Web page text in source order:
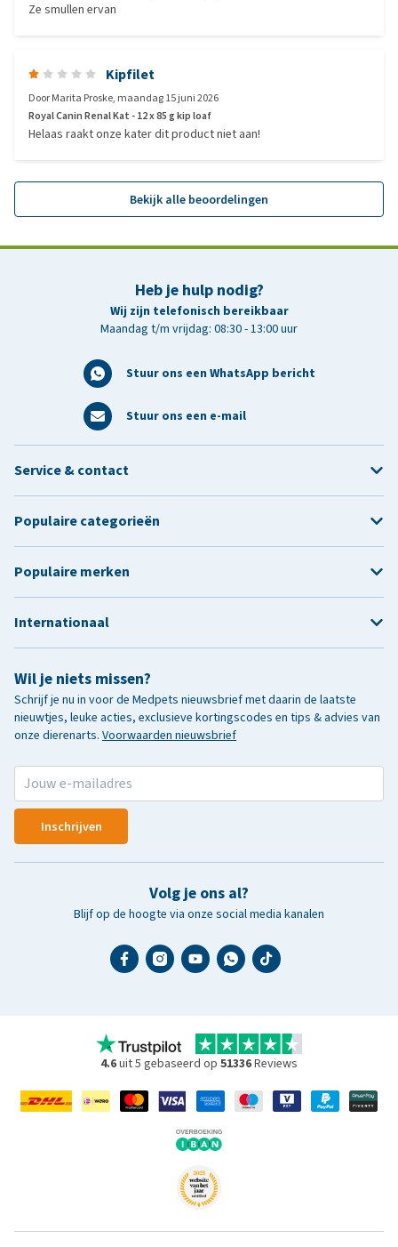
Ze smullen ervan
Kipfilet
DoorMarita Proske, maandag 15 juni 2026
Royal Canin Renal Kat - 12 x 85 g kip loaf
Helaas raakt onze kater dit product niet aan!
Bekijk alle beoordelingen
Heb je hulp nodig?
Wij zijn telefonisch bereikbaar
Maandag t/m vrijdag: 08:30 - 13:00 uur
Stuur ons een WhatsApp bericht
Stuur ons een e-mail
Wil je niets missen?
Schrijf je nu in voor de Medpets nieuwsbrief met daarin de laatste
nieuwtjes, leuke acties, exclusieve kortingscodes en tips & advies van
onze dierenarts. Voorwaarden nieuwsbrief
Inschrijven
Volg je ons al?
Blijf op de hoogte via onze social media kanalen
Service & contact
Populaire categorieën
Populaire merken
Internationaal
4.6uit 5 gebaseerd op 51336Reviews